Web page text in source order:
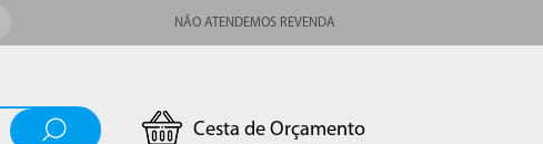
NÃO ATENDEMOS REVENDA
Cesta de Orçamento